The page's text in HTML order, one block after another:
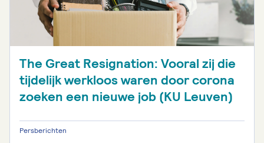
The Great Resignation: Vooral zij die
tijdelijk werkloos waren door corona
zoeken een nieuwe job (KU Leuven)
Persberichten